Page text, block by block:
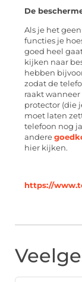
De
Als je het
functies je
goed heel
kijken naar
hebben
zodat de
raakt
protector (die
moet laten
telefoon nog
andere
hier kijken.
https://